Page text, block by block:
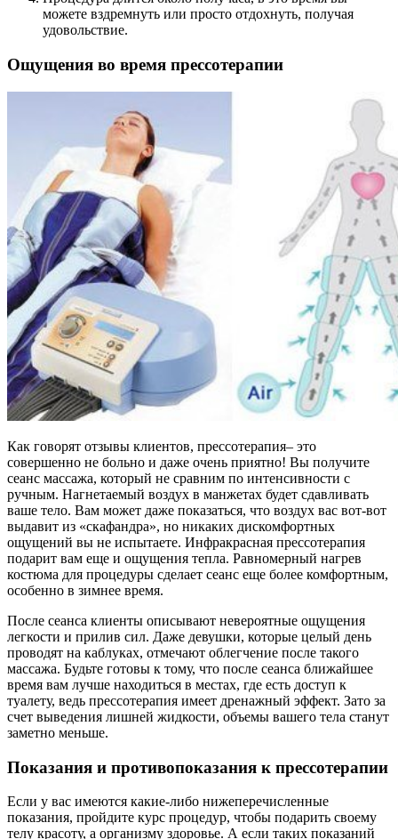
можете вздремнуть или просто отдохнуть, получая
удовольствие.
Ощущения во время прессотерапии
Как говорят отзывы клиентов, прессотерапия– это
совершенно не больно и даже очень приятно! Вы получите
сеанс массажа, который не сравним по интенсивности с
ручным. Нагнетаемый воздух в манжетах будет сдавливать
ваше тело. Вам может даже показаться, что воздух вас вот-вот
выдавит из «скафандра», но никаких дискомфортных
ощущений вы не испытаете. Инфракрасная прессотерапия
подарит вам еще и ощущения тепла. Равномерный нагрев
костюма для процедуры сделает сеанс еще более комфортным,
особенно в зимнее время.
После сеанса клиенты описывают невероятные ощущения
легкости и прилив сил. Даже девушки, которые целый день
проводят на каблуках, отмечают облегчение после такого
массажа. Будьте готовы к тому, что после сеанса ближайшее
время вам лучше находиться в местах, где есть доступ к
туалету, ведь прессотерапия имеет дренажный эффект. Зато за
счет выведения лишней жидкости, объемы вашего тела станут
заметно меньше.
Показания и противопоказания к прессотерапии
Если у вас имеются какие-либо нижеперечисленные
показания, пройдите курс процедур, чтобы подарить своему
телу красоту, а организму здоровье. А если таких показаний